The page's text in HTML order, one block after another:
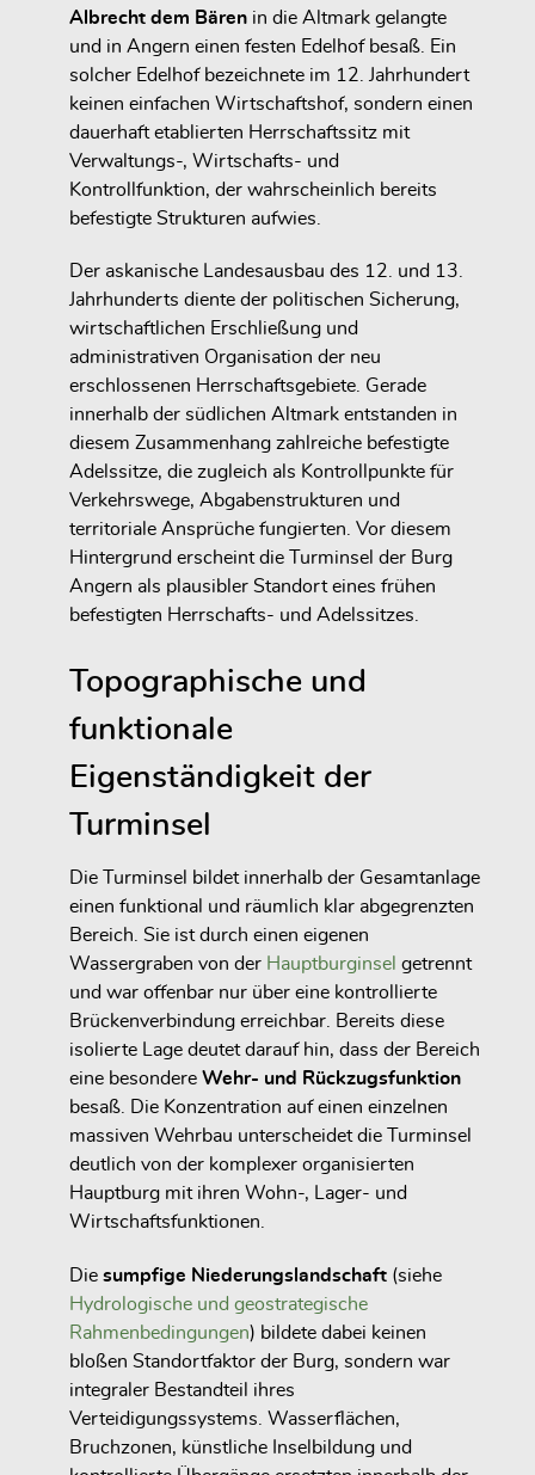
Albrecht dem Bären in die Altmark gelangte
und in Angern einen festen Edelhof besaß. Ein
solcher Edelhof bezeichnete im 12. Jahrhundert
keinen einfachen Wirtschaftshof, sondern einen
dauerhaft etablierten Herrschaftssitz mit
Verwaltungs-, Wirtschafts- und
Kontrollfunktion, der wahrscheinlich bereits
befestigte Strukturen aufwies.
Der askanische Landesausbau des 12. und 13.
Jahrhunderts diente der politischen Sicherung,
wirtschaftlichen Erschließung und
administrativen Organisation der neu
erschlossenen Herrschaftsgebiete. Gerade
innerhalb der südlichen Altmark entstanden in
diesem Zusammenhang zahlreiche befestigte
Adelssitze, die zugleich als Kontrollpunkte für
Verkehrswege, Abgabenstrukturen und
territoriale Ansprüche fungierten. Vor diesem
Hintergrund erscheint die Turminsel der Burg
Angern als plausibler Standort eines frühen
befestigten Herrschafts- und Adelssitzes.
Topographische und
funktionale
Eigenständigkeit der
Turminsel
Die Turminsel bildet innerhalb der Gesamtanlage
einen funktional und räumlich klar abgegrenzten
Bereich. Sie ist durch einen eigenen
Wassergraben von der Hauptburginsel getrennt
und war offenbar nur über eine kontrollierte
Brückenverbindung erreichbar. Bereits diese
isolierte Lage deutet darauf hin, dass der Bereich
eine besondere Wehr- und Rückzugsfunktion
besaß. Die Konzentration auf einen einzelnen
massiven Wehrbau unterscheidet die Turminsel
deutlich von der komplexer organisierten
Hauptburg mit ihren Wohn-, Lager- und
Wirtschaftsfunktionen.
Die sumpfige Niederungslandschaft (siehe
Hydrologische und geostrategische
Rahmenbedingungen) bildete dabei keinen
bloßen Standortfaktor der Burg, sondern war
integraler Bestandteil ihres
Verteidigungssystems. Wasserflächen,
Bruchzonen, künstliche Inselbildung und